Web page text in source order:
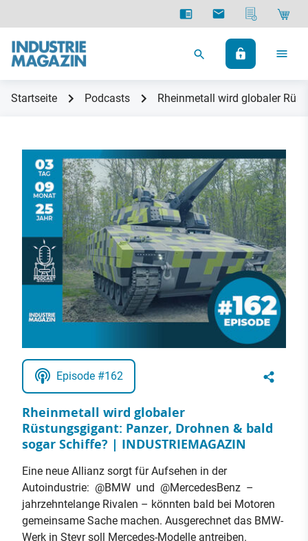
Startseite Podcasts Rheinmetall wird globaler
Episode #162
Rheinmetall wird globaler
Rüstungsgigant: Panzer, Drohnen & bald
sogar Schiffe? | INDUSTRIEMAGAZIN
Eine neue Allianz sorgt für Aufsehen in der
Autoindustrie: @BMW und @MercedesBenz –
jahrzehntelange Rivalen – könnten bald bei Motoren
gemeinsame Sache machen. Ausgerechnet das BMW-
Werk in Steyr soll Mercedes-Modelle antreiben.